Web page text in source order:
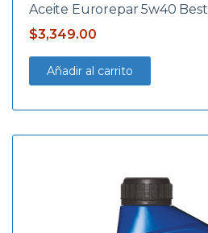
Aceite Eurorepar 5w40 Best
$3,349.00
Añadir al carrito